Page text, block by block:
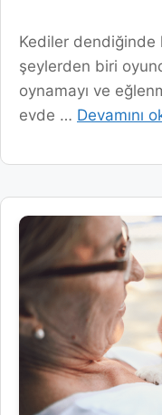
Kediler dendiğinde
şeylerden biri
oynamayı ve
evde … Devamını